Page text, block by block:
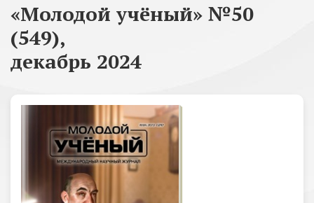
«Молодой учёный» №50
(549),
декабрь 2024